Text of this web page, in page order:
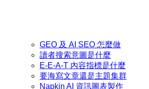
GEO 及 AI SEO 怎麼做
讀者搜索意圖是什麼
E-E-A-T 內容指標是什麼
要海寫文章還是主題集群
Napkin AI 資訊圖表製作